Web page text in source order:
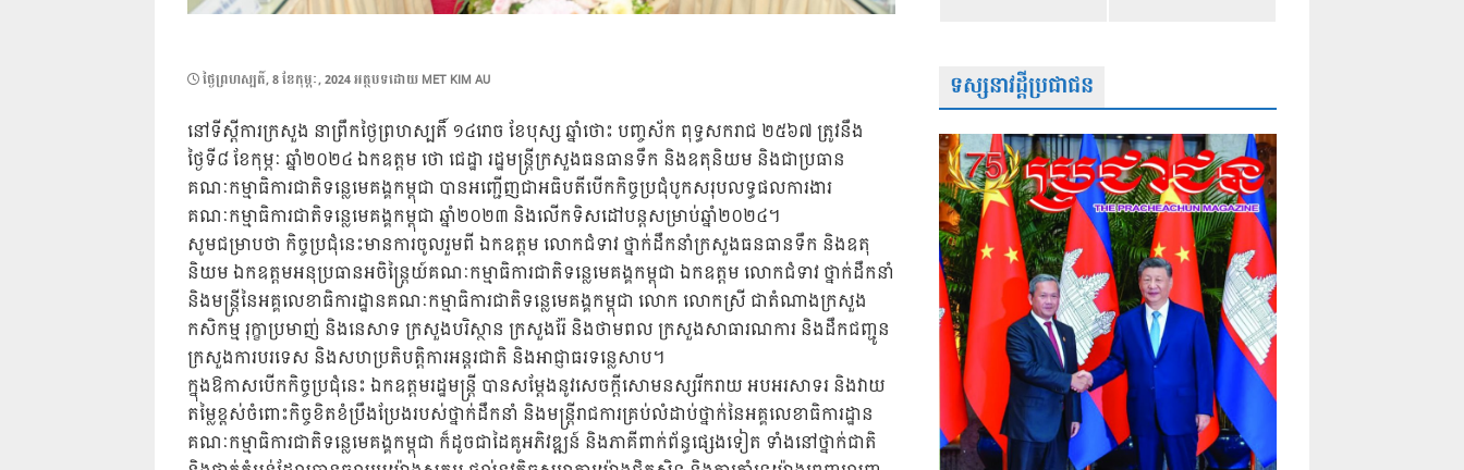
POSTED
ថ្ងៃ​ព្រហស្បតិ៍, 8 ខែ​កុម្ភៈ, 2024អត្ថបទដោយ MET KIM AU
នៅទីស្តីការក្រសួង នាព្រឹកថ្ងៃព្រហស្បតិ៍ ១៤រោច ខែបុស្ស ឆ្នាំថោះ បញ្ចស័ក ពុទ្ធសករាជ ២៥៦៧ ត្រូវនឹង
ថ្ងៃទី៨ ខែកុម្ភៈ ឆ្នាំ២០២៤ ឯកឧត្តម ថោ ជេដ្ឋា រដ្ឋមន្ត្រីក្រសួងធនធានទឹក និងឧតុនិយម និងជាប្រធាន
គណៈកម្មាធិការជាតិទន្លេមេគង្គកម្ពុជា បានអញ្ជើញជាអធិបតីបើកកិច្ចប្រជុំបូកសរុបលទ្ធផលការងារ
គណៈកម្មាធិការជាតិទន្លេមេគង្គកម្ពុជា ឆ្នាំ២០២៣ និងលើកទិសដៅបន្តសម្រាប់ឆ្នាំ២០២៤។
សូមជម្រាបថា កិច្ចប្រជុំនេះមានការចូលរួមពី ឯកឧត្តម លោកជំទាវ ថ្នាក់ដឹកនាំក្រសួងធនធានទឹក និងឧតុ
និយម ឯកឧត្តមអនុប្រធានអចិន្ត្រៃយ៍គណៈកម្មាធិការជាតិទន្លេមេគង្គកម្ពុជា ឯកឧត្តម លោកជំទាវ ថ្នាក់ដឹកនាំ
និងមន្ត្រីនៃអគ្គលេខាធិការដ្ឋានគណៈកម្មាធិការជាតិទន្លេមេគង្គកម្ពុជា លោក លោកស្រី ជាតំណាងក្រសួង
កសិកម្ម រុក្ខាប្រមាញ់ និងនេសាទ ក្រសួងបរិស្ថាន ក្រសួងរ៉ែ និងថាមពល ក្រសួងសាធារណការ និងដឹកជញ្ជូន
ក្រសួងការបរទេស និងសហប្រតិបត្តិការអន្តរជាតិ និងអាជ្ញាធរទន្លេសាប។
ក្នុងឱកាសបើកកិច្ចប្រជុំនេះ ឯកឧត្តមរដ្ឋមន្ត្រី បានសម្តែងនូវសេចក្តីសោមនស្សរីករាយ អបអរសាទរ និងវាយ
តម្លៃខ្ពស់ចំពោះកិច្ចខិតខំប្រឹងប្រែងរបស់ថ្នាក់ដឹកនាំ និងមន្ត្រីរាជការគ្រប់លំដាប់ថ្នាក់នៃអគ្គលេខាធិការដ្ឋាន
គណៈកម្មាធិការជាតិទន្លេមេគង្គកម្ពុជា ក៏ដូចជាដៃគូអភិវឌ្ឍន៍ និងភាគីពាក់ព័ន្ធផ្សេងទៀត ទាំងនៅថ្នាក់ជាតិ
ទស្សនាវដ្តីប្រជាជន